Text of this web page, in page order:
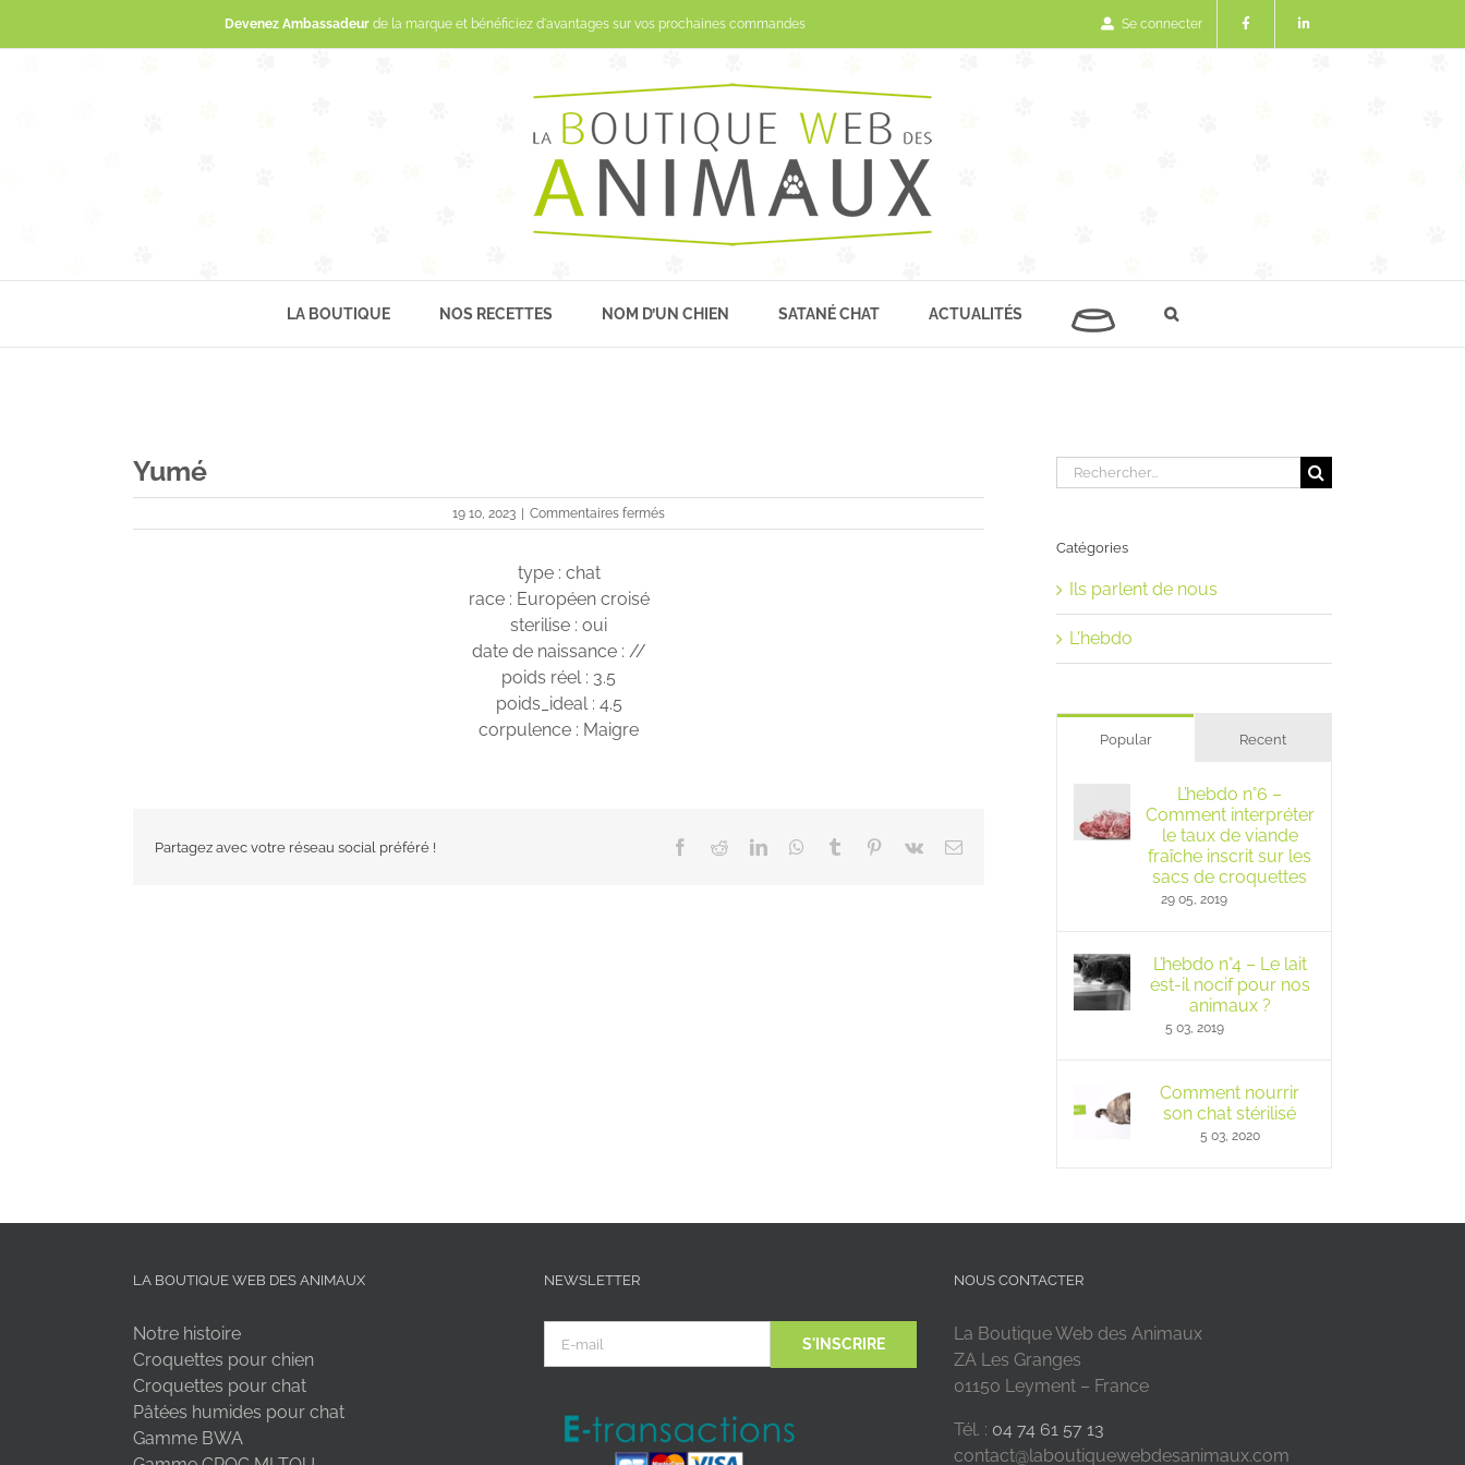
Devenez Ambassadeurde la marque et bénéficiez d'avantages sur vos prochaines commandes Se connecter
LA BOUTIQUE NOS RECETTES NOM D’UN CHIEN SATANÉ CHAT ACTUALITÉS
Yumé
19 10, 2023 Commentaires ferméssur
Yumé
type : chat
race : Européen croisé
sterilise : oui
date de naissance : //
poids réel : 3.5
poids_ideal : 4.5
corpulence : Maigre
Partagez avec votre réseau social préféré ! Facebook
RedditLinkedInWhatsApp
Tumblr Pinterest
Vk Email
Rechercher:
Catégories
Ils parlent de nous
L'hebdo
Popular Recent
L’hebdo n°6 –
Comment interpréter
le taux de viande
fraîche inscrit sur les
sacs de croquettes
29 05, 2019
L’hebdo n°4 – Le lait
est-il nocif pour nos
animaux ?
5 03, 2019
Comment nourrir
son chat stérilisé
5 03, 2020
LA BOUTIQUE WEB DES ANIMAUX
Notre histoire
Croquettes pour chien
Croquettes pour chat
Pâtées humides pour chat
Gamme BWA
NEWSLETTER NOUS CONTACTER
La Boutique Web des Animaux
ZA Les Granges
01150 Leyment – France
Tél. : 04 74 61 57 13
contact@laboutiquewebdesanimaux.com